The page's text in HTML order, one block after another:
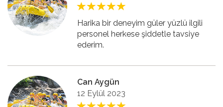
Harika bir deneyim güler yüzlü ilgili
personel herkese şiddetle tavsiye
ederim.
Can Aygün
12 Eylül 2023